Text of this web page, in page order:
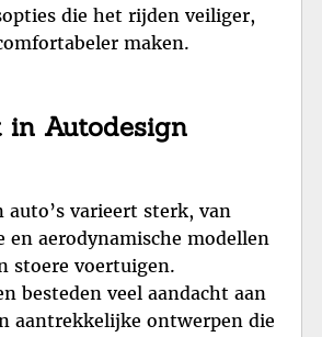
die het rijden veiliger,
maken.
in Autodesign
auto’s varieert sterk, van
en aerodynamische modellen
stoere voertuigen.
besteden veel aandacht aan
aantrekkelijke ontwerpen die